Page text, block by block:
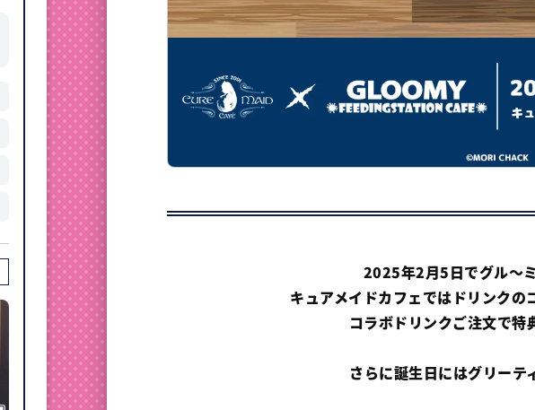
2025年2月5日でグル～
キュアメイドカフェでは ドリンクの
コラボドリンクご注文で特
さらに誕生日にはグリー